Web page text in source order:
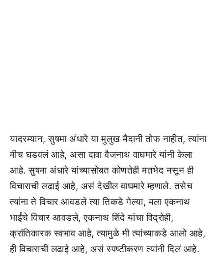
यादरम्यान, सुषमा अंधारे या मुलुख मैदानी तोफ नाहीत, त्यांना
मीच घडवलं आहे, असा दावा वैजनाथ वाघमारे यांनी केला
आहे. सुषमा अंधारे यांच्यासोबत कोणतेही मतभेद नसून ही
विचाराची लढाई आहे, असं देखील वाघमारे म्हणाले. तसेच
त्यांना ते विचार आवडले त्या तिकडे गेल्या, मला एकनाथ
भाईंचे विचार आवडले, एकनाथ शिंदे यांचा विद्रोही,
क्रांतिकारक स्वभाव आहे, त्यामुळे मी त्यांच्याकडे आलो आहे,
ही विचाराची लढाई आहे, असं स्पष्टीकरण त्यांनी दिलं आहे.